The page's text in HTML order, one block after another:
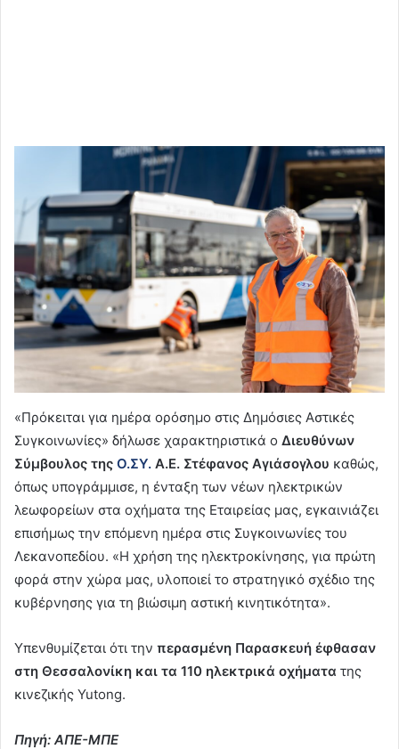
«Πρόκειται για ημέρα ορόσημο στις Δημόσιες Αστικές
Συγκοινωνίες» δήλωσε χαρακτηριστικά ο Διευθύνων
Σύμβουλος της Ο.ΣΥ. Α.Ε. Στέφανος Αγιάσογλου καθώς,
όπως υπογράμμισε, η ένταξη των νέων ηλεκτρικών
λεωφορείων στα οχήματα της Εταιρείας μας, εγκαινιάζει
επισήμως την επόμενη ημέρα στις Συγκοινωνίες του
Λεκανοπεδίου. «Η χρήση της ηλεκτροκίνησης, για πρώτη
φορά στην χώρα μας, υλοποιεί το στρατηγικό σχέδιο της
κυβέρνησης για τη βιώσιμη αστική κινητικότητα».
Υπενθυμίζεται ότι την περασμένη Παρασκευή έφθασαν
στη Θεσσαλονίκη και τα 110 ηλεκτρικά οχήματα της
κινεζικής Yutong.
Πηγή: ΑΠΕ-ΜΠΕ